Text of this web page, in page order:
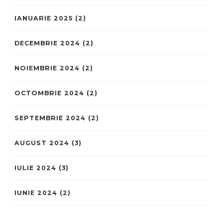
IANUARIE 2025 (2)
DECEMBRIE 2024 (2)
NOIEMBRIE 2024 (2)
OCTOMBRIE 2024 (2)
SEPTEMBRIE 2024 (2)
AUGUST 2024 (3)
IULIE 2024 (3)
IUNIE 2024 (2)